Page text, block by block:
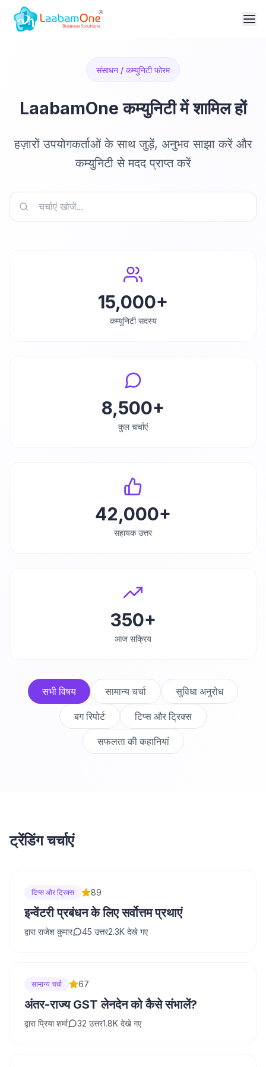
संसाधन / कम्युनिटी फोरम
LaabamOne कम्युनिटी में शामिल हों
हज़ारों उपयोगकर्ताओं के साथ जुड़ें, अनुभव साझा करें और
कम्युनिटी से मदद प्राप्त करें
15,000+
कम्युनिटी सदस्य
8,500+
कुल चर्चाएं
42,000+
सहायक उत्तर
350+
आज सक्रिय
सभी विषय सामान्य चर्चा सुविधा अनुरोध
बग रिपोर्ट टिप्स और ट्रिक्स
सफलता की कहानियां
ट्रेंडिंग चर्चाएं
टिप्स और ट्रिक्स 89
इन्वेंटरी प्रबंधन के लिए सर्वोत्तम प्रथाएं
द्वारा राजेश कुमार 45 उत्तर2.3K देखे गए
सामान्य चर्चा 67
अंतर-राज्य GST लेनदेन को कैसे संभालें?
द्वारा प्रिया शर्मा 32 उत्तर1.8K देखे गए